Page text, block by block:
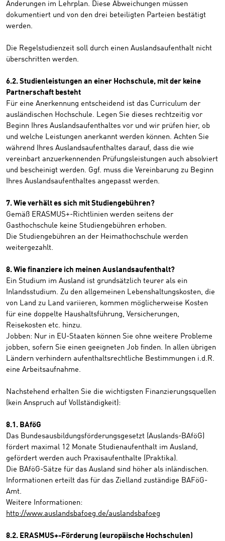
Änderungen im Lehrplan. Diese Abweichungen müssen
dokumentiert und von den drei beteiligten Parteien bestätigt
werden.
Die Regelstudienzeit soll durch einen Auslandsaufenthalt nicht
überschritten werden.
6.2. Studienleistungen an einer Hochschule, mit der keine
Partnerschaft besteht
Für eine Anerkennung entscheidend ist das Curriculum der
ausländischen Hochschule. Legen Sie dieses rechtzeitig vor
Beginn Ihres Auslandsaufenthaltes vor und wir prüfen hier, ob
und welche Leistungen anerkannt werden können. Achten Sie
während Ihres Auslandsaufenthaltes darauf, dass die wie
vereinbart anzuerkennenden Prüfungsleistungen auch absolviert
und bescheinigt werden. Ggf. muss die Vereinbarung zu Beginn
Ihres Auslandsaufenthaltes angepasst werden.
7. Wie verhält es sich mit Studiengebühren?
Gemäß ERASMUS+-Richtlinien werden seitens der
Gasthochschule keine Studiengebühren erhoben.
Die Studiengebühren an der Heimathochschule werden
weitergezahlt.
8. Wie finanziere ich meinen Auslandsaufenthalt?
Ein Studium im Ausland ist grundsätzlich teurer als ein
Inlandsstudium. Zu den allgemeinen Lebenshaltungskosten, die
von Land zu Land variieren, kommen möglicherweise Kosten
für eine doppelte Haushaltsführung, Versicherungen,
Reisekosten etc. hinzu.
Jobben: Nur in EU-Staaten können Sie ohne weitere Probleme
jobben, sofern Sie einen geeigneten Job finden. In allen übrigen
Ländern verhindern aufenthaltsrechtliche Bestimmungen i.d.R.
eine Arbeitsaufnahme.
Nachstehend erhalten Sie die wichtigsten Finanzierungsquellen
(kein Anspruch auf Vollständigkeit):
8.1. BAföG
Das Bundesausbildungsförderungsgesetzt (Auslands-BAföG)
fördert maximal 12 Monate Studienaufenthalt im Ausland,
gefördert werden auch Praxisaufenthalte (Praktika).
Die BAföG-Sätze für das Ausland sind höher als inländischen.
Informationen erteilt das für das Zielland zuständige BAFöG-
Amt.
Weitere Informationen:
http://www.auslandsbafoeg.de/auslandsbafoeg
8.2. ERASMUS+-Förderung (europäische Hochschulen)